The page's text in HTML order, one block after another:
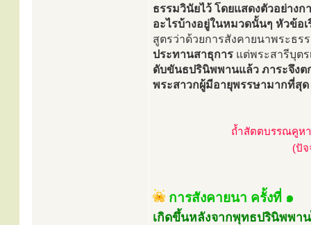
ธรรมวินัยไว้ โดยแสดงตัวอย่าง
อะไรบ้างอยู่ในหมวดนั้นๆ หัวข้อ
สูตรว่าด้วยการสังคายนาพระธร
ประทานสาธุการ แต่พระสารีบุต
ดับขันธปรินิพพานแล้ว ภาระจึงต
พระสาวกผู้มีอายุพรรษามากที่สุด
ถ้ำสัตตบรรณคูหา
(ปั
การสังคายนา ครั้งที่ ๑
เกิดขึ้นหลังจากพุทธปรินิพพา